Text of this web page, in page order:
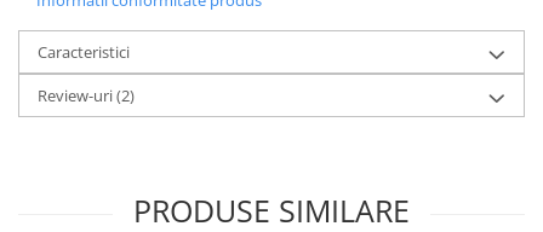
Caracteristici
Review-uri(2)
PRODUSE SIMILARE